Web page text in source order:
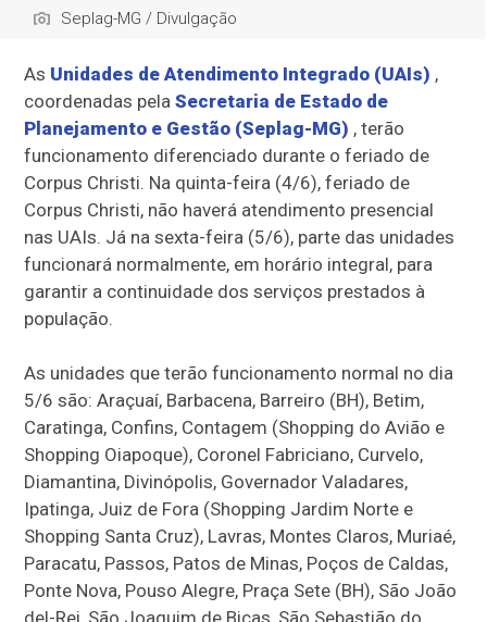
Seplag-MG / Divulgação
As Unidades de Atendimento Integrado (UAIs) ,
coordenadas pelaSecretaria de Estado de
Planejamento e Gestão (Seplag-MG) , terão
funcionamento diferenciado durante o feriado de
Corpus Christi. Na quinta-feira (4/6), feriado de
Corpus Christi, não haverá atendimento presencial
nas UAIs. Já na sexta-feira (5/6), parte das unidades
funcionará normalmente, em horário integral, para
garantir a continuidade dos serviços prestados à
população.
As unidades que terão funcionamento normal no dia
5/6 são: Araçuaí, Barbacena, Barreiro (BH), Betim,
Caratinga, Confins, Contagem (Shopping do Avião e
Shopping Oiapoque), Coronel Fabriciano, Curvelo,
Diamantina, Divinópolis, Governador Valadares,
Ipatinga, Juiz de Fora (Shopping Jardim Norte e
Shopping Santa Cruz), Lavras, Montes Claros, Muriaé,
Paracatu, Passos, Patos de Minas, Poços de Caldas,
Ponte Nova, Pouso Alegre, Praça Sete (BH), São João
del-Rei, São Joaquim de Bicas, São Sebastião do